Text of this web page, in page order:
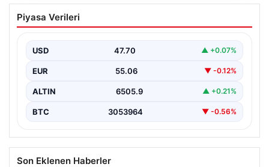
Trabzon’da Otobüste Fenalaşan
Yolcuya Şoförün Hızlı Müdahalesi
yaşındaki yolcu Hasan Öner’in hayatı, şoför Sinan
Erdoğan’ın…
Piyasa Verileri
USD 47.70 ▲ +0.07%
EUR 55.06 ▼ -0.12%
ALTIN 6505.9 ▲ +0.21%
BTC 3053964 ▼ -0.56%
Son Eklenen Haberler